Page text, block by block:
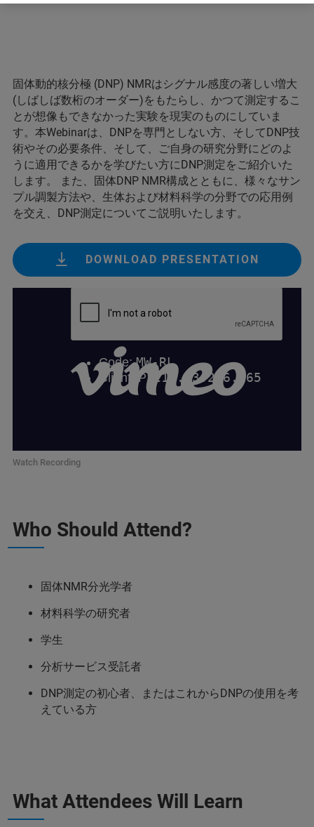
固体動的核分極 (DNP) NMRはシグナル感度の著しい増大
(しばしば数桁のオーダー)をもたらし、かつて測定するこ
とが想像もできなかった実験を現実のものにしていま
す。本Webinarは、DNPを専門としない方、そしてDNP技
術やその必要条件、そして、ご自身の研究分野にどのよ
うに適用できるかを学びたい方にDNP測定をご紹介いた
します。 また、固体DNP NMR構成とともに、様々なサン
プル調製方法や、生体および材料科学の分野での応用例
を交え、DNP測定についてご説明いたします。
DOWNLOAD PRESENTATION
Watch Recording
Who Should Attend?
固体NMR分光学者
材料科学の研究者
学生
分析サービス受託者
DNP測定の初心者、またはこれからDNPの使用を考
えている方
What Attendees Will Learn